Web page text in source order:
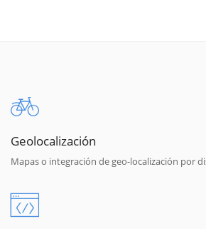
Geolocalización
Mapas o integración de geo-localización por